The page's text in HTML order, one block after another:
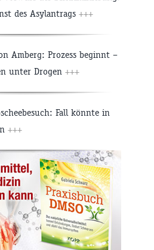
des Asylantrags +++
Amberg: Prozess beginnt –
unter Drogen +++
Fall könnte in
+++